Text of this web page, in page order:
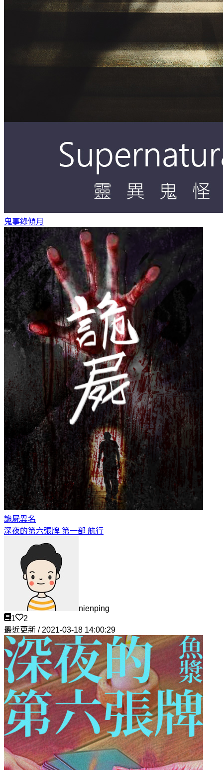
鬼事錄傾月
詭屍異名
深夜的第六張牌 第一部 航行
nienping
1
2
最近更新 / 2021-03-18 14:00:29